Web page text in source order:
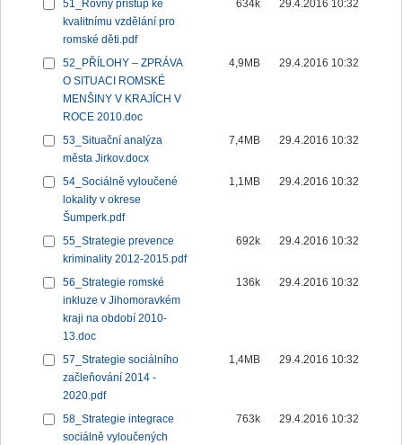
51_Rovný přístup ke
kvalitnímu vzdělání pro
romské děti.pdf
634k 29.4.2016 10:32
52_PŘÍLOHY – ZPRÁVA
O SITUACI ROMSKÉ
MENŠINY V KRAJÍCH V
ROCE 2010.doc
4,9MB 29.4.2016 10:32
53_Situační analýza
města Jirkov.docx
7,4MB 29.4.2016 10:32
54_Sociálně vyloučené
lokality v okrese
Šumperk.pdf
1,1MB 29.4.2016 10:32
55_Strategie prevence
kriminality 2012-2015.pdf
692k 29.4.2016 10:32
56_Strategie romské
inkluze v Jihomoravkém
kraji na období 2010-
13.doc
136k 29.4.2016 10:32
57_Strategie sociálního
začleňování 2014 -
2020.pdf
1,4MB 29.4.2016 10:32
58_Strategie integrace
sociálně vyloučených
763k 29.4.2016 10:32